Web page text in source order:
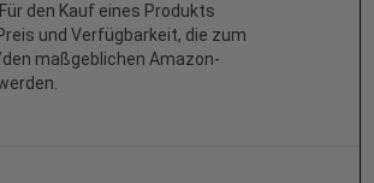
den Kauf eines Produkts
und Verfügbarkeit, die zum
maßgeblichen Amazon-